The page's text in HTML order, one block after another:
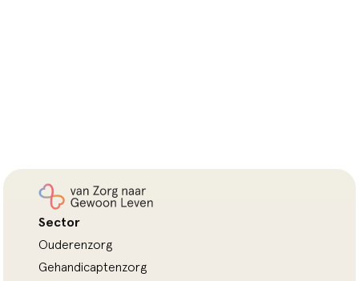
Sector
Ouderenzorg
Gehandicaptenzorg